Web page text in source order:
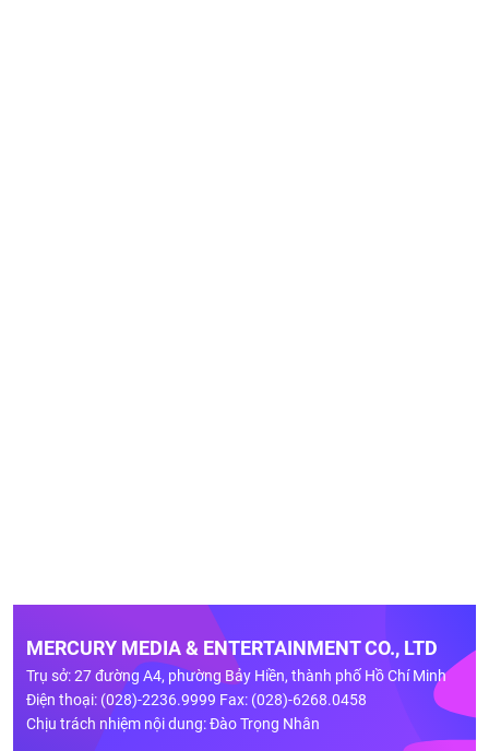
MERCURY MEDIA & ENTERTAINMENT CO., LTD
Trụ sở: 27 đường A4, phường Bảy Hiền, thành phố Hồ Chí Minh
Điện thoại: (028)-2236.9999 Fax: (028)-6268.0458
Chịu trách nhiệm nội dung: Đào Trọng Nhân